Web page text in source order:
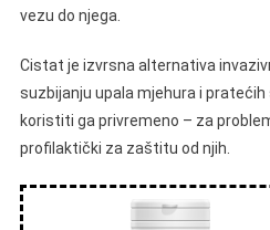
vezu do njega.
Cistat je izvrsna alternativa
suzbijanju upala mjehura i
koristiti ga privremeno – za
profilaktički za zaštitu od njih.